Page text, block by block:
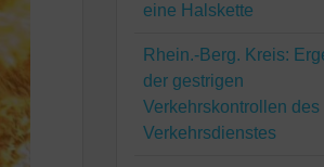
eine Halskette
Rhein.-Berg. Kreis:
der gestrigen
Verkehrskontrollen des
Verkehrsdienstes